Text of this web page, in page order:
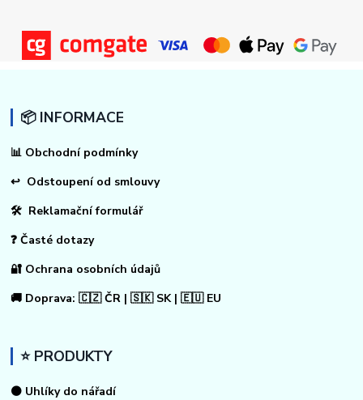
📦 INFORMACE
📊 Obchodní podmínky
↩ Odstoupení od smlouvy
🛠 Reklamační formulář
❓ Časté dotazy
🔐 Ochrana osobních údajů
🚚 Doprava: 🇨🇿 ČR | 🇸🇰 SK | 🇪🇺 EU
⭐ PRODUKTY
⚫ Uhlíky do nářadí